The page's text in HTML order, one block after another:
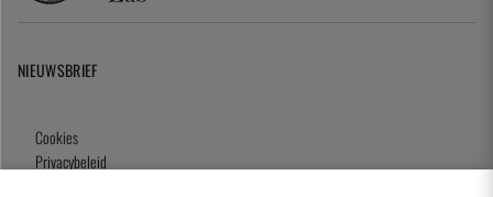
NIEUWSBRIEF
Cookies
Privacybeleid